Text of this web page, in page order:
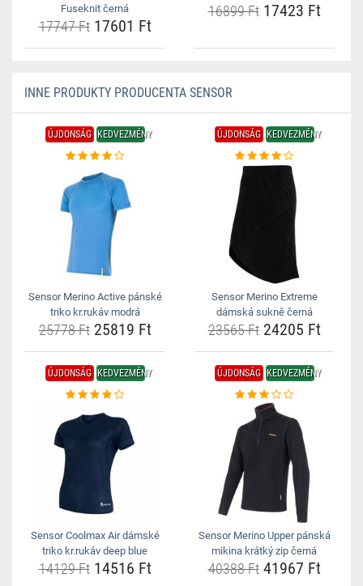
Fuseknit černá
17747 Ft17601 Ft
16899 Ft17423 Ft
INNE PRODUKTY PRODUCENTA SENSOR
ÚJDONSÁG KEDVEZMÉNY
Sensor Merino Active pánské
triko kr.rukáv modrá
25778 Ft25819 Ft
ÚJDONSÁG KEDVEZMÉNY
Sensor Merino Extreme
dámská sukně černá
23565 Ft24205 Ft
ÚJDONSÁG KEDVEZMÉNY
Sensor Coolmax Air dámské
triko kr.rukáv deep blue
14129 Ft14516 Ft
ÚJDONSÁG KEDVEZMÉNY
Sensor Merino Upper pánská
mikina krátký zip černá
40388 Ft41967 Ft